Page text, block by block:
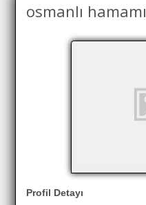
osmanlı hamamı
Profil Detayı